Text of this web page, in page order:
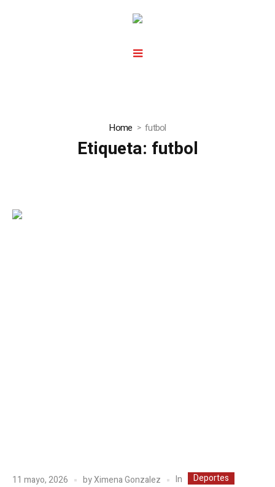
Home futbol
Etiqueta: futbol
11 mayo, 2026 byXimena Gonzalez In Deportes